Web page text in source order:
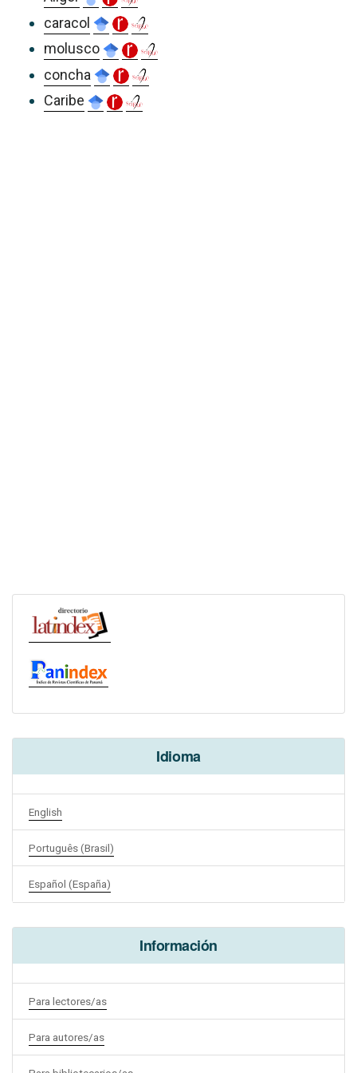
caracol
molusco
concha
Caribe
Idioma
English
Português (Brasil)
Español (España)
Información
Para lectores/as
Para autores/as